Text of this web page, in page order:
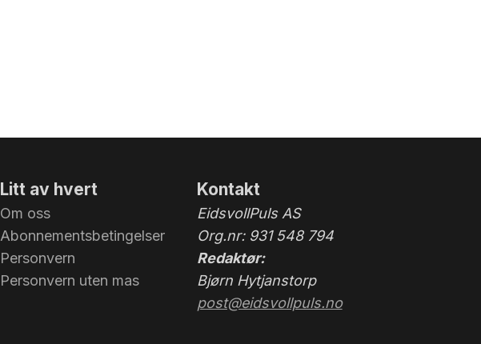
Litt av hvert
Om oss
Abonnementsbetingelser
Personvern
Personvern uten mas
Kontakt
EidsvollPuls AS
Org.nr: 931 548 794
Redaktør:
Bjørn Hytjanstorp
post@eidsvollpuls.no